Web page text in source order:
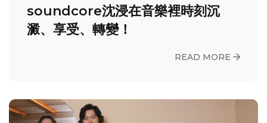
soundcore沈浸在音樂裡時刻沉
澱、享受、轉變！
READ MORE